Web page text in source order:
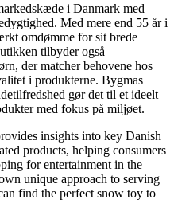
i Danmark med
Med mere end 55 år i
omdømme for sit brede
tilbyder også
der matcher behovene hos
i produkterne. Bygmas
gør det til et ideelt
med fokus på miljøet.
insights into key Danish
products, helping consumers
for entertainment in the
unique approach to serving
find the perfect snow toy to